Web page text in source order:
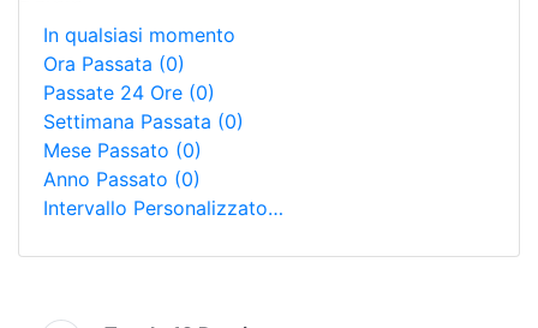
In qualsiasi momento
Ora Passata (0)
Passate 24 Ore (0)
Settimana Passata (0)
Mese Passato (0)
Anno Passato (0)
Intervallo Personalizzato…
Ricerca